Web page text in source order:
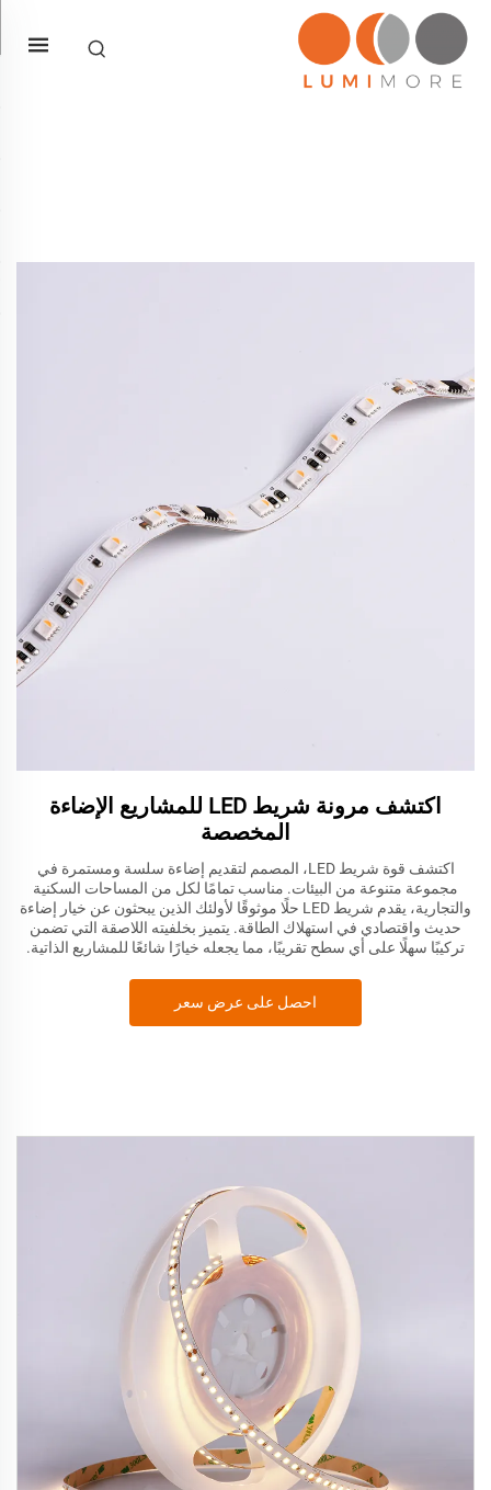
اكتشف مرونة شريط LED للمشاريع الإضاءة
المخصصة
اكتشف قوة شريط LED، المصمم لتقديم إضاءة سلسة ومستمرة في
مجموعة متنوعة من البيئات. مناسب تمامًا لكل من المساحات السكنية
والتجارية، يقدم شريط LED حلًا موثوقًا لأولئك الذين يبحثون عن خيار إضاءة
حديث واقتصادي في استهلاك الطاقة. يتميز بخلفيته اللاصقة التي تضمن
تركيبًا سهلًا على أي سطح تقريبًا، مما يجعله خيارًا شائعًا للمشاريع الذاتية.
احصل على عرض سعر